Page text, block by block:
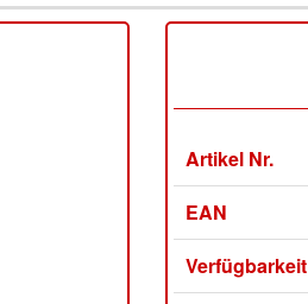
Artikel Nr.
EAN
Verfügbarkeit